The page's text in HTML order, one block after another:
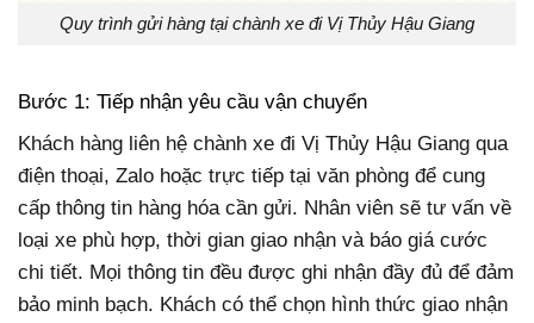
Quy trình gửi hàng tại chành xe đi Vị Thủy Hậu Giang
Bước 1: Tiếp nhận yêu cầu vận chuyển
Khách hàng liên hệ chành xe đi Vị Thủy Hậu Giang qua
điện thoại, Zalo hoặc trực tiếp tại văn phòng để cung
cấp thông tin hàng hóa cần gửi. Nhân viên sẽ tư vấn về
loại xe phù hợp, thời gian giao nhận và báo giá cước
chi tiết. Mọi thông tin đều được ghi nhận đầy đủ để đảm
bảo minh bạch. Khách có thể chọn hình thức giao nhận